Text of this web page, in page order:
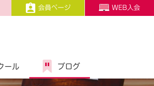
会員ページ WEB入会
ール ブログ